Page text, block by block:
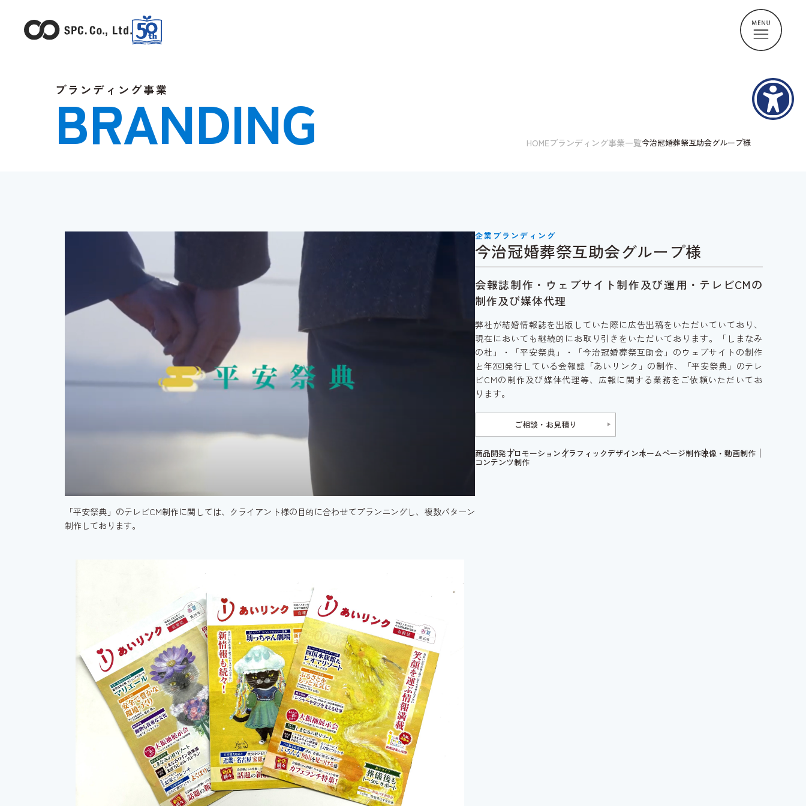
ブランディング事業
BRANDING HOMEブランディング事業一覧今治冠婚葬祭互助会グループ様
企業ブランディング
今治冠婚葬祭互助会グループ様
会報誌制作・ウェブサイト制作及び運用・テレビCMの
制作及び媒体代理
弊社が結婚情報誌を出版していた際に広告出稿をいただいていており、
現在においても継続的にお取り引きをいただいております。「しまなみ
の杜」・「平安祭典」・「今治冠婚葬祭互助会」のウェブサイトの制作
と年2回発行している会報誌「あいリンク」の制作、「平安祭典」のテレ
ビCMの制作及び媒体代理等、広報に関する業務をご依頼いただいてお
ります。
ご相談・お見積り
商品開発プロモーショングラフィックデザインホームページ制作映像・動画制作
コンテンツ制作
「平安祭典」のテレビCM制作に関しては、クライアント様の目的に合わせてプランニングし、複数パターン
制作しております。